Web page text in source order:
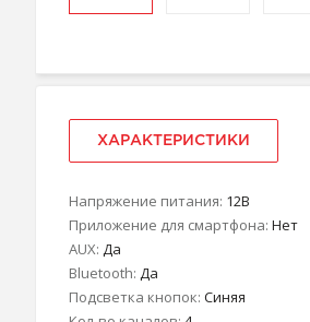
ХАРАКТЕРИСТИКИ
Напряжение питания: 12В
Приложение для смартфона: Нет
AUX: Да
Bluetooth: Да
Подсветка кнопок: Синяя